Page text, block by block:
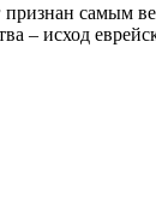
признан самым
– исход